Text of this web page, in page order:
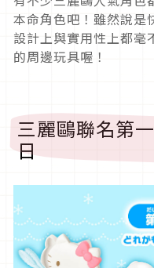
本命角色吧！雖然說是
設計上與實用性上都毫
的周邊玩具喔！
三麗鷗聯名第
日